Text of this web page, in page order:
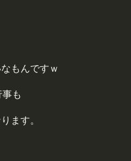
もんですｗ
も
ます。